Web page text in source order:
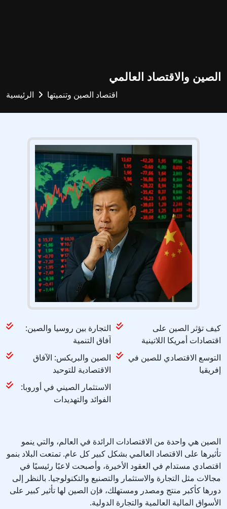
الصين والاقتصاد العالمي
الرئيسية اقتصاد الصين وتنميتها
التجارة بين روسيا والصين:
آفاق التنمية
كيف تؤثر الصين على
اقتصادات أمريكا اللاتينية
الصين والبريكس: الآفاق
الاقتصادية للتوحيد
التوسع الاقتصادي للصين في
إفريقيا
الاستثمار الصيني في أوروبا:
الفوائد والتهديدات
الصين هي واحدة من الاقتصادات الرائدة في العالم، والتي ينمو
تأثيرها على الاقتصاد العالمي بشكل كبير كل عام. تمتعت البلاد بنمو
اقتصادي مستدام في العقود الأخيرة، وأصبحت لاعبًا رئيسيًا في
مجالات مثل التجارة والاستثمار والتصنيع والتكنولوجيا. بالنظر إلى
دورها كأكبر منتج ومصدر ومستهلك، فإن الصين لها تأثير كبير على
الأسواق المالية العالمية والتجارة الدولية.